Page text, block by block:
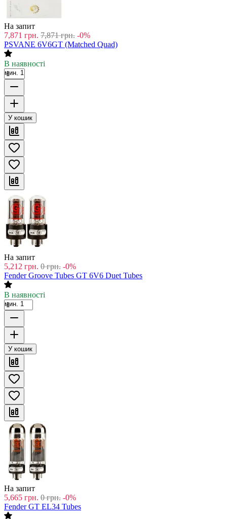
На запит
7,871 грн. 7,871 грн. -0%
PSVANE 6V6GT (Matched Quad)
В наявності
мин. 1
У кошик
На запит
5,212 грн. 0 грн. -0%
Fender Groove Tubes GT 6V6 Duet Tubes
В наявності
мин. 1
У кошик
На запит
5,665 грн. 0 грн. -0%
Fender GT EL34 Tubes